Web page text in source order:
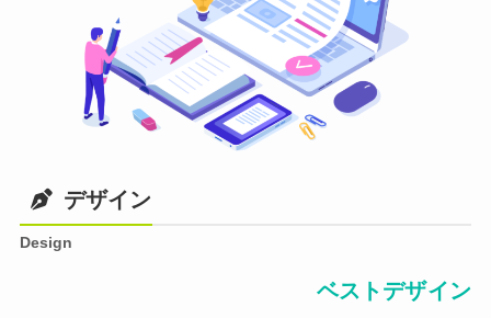
デザイン
Design
ベストデザイン